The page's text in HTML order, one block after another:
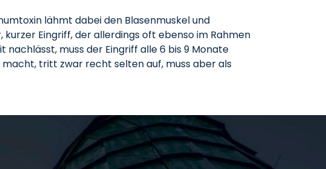
lähmt dabei den Blasenmuskel und
Eingriff, der allerdings oft ebenso im Rahmen
nachlässt, muss der Eingriff alle 6 bis 9 Monate
tritt zwar recht selten auf, muss aber als